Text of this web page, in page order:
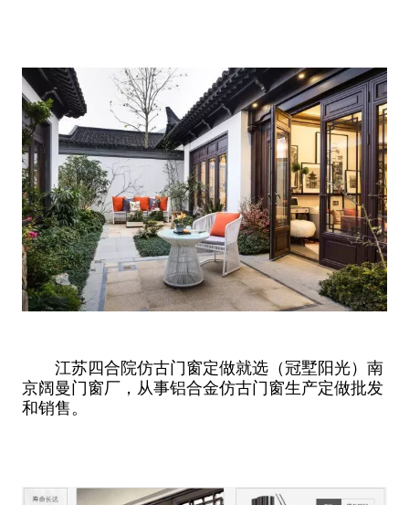
江苏四合院仿古门窗定做就选（冠墅阳光）南
京阔曼门窗厂，从事铝合金仿古门窗生产定做批发
和销售。